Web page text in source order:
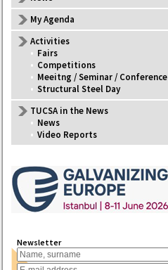
My Agenda
Activities
• Fairs
• Competitions
• Meeitng / Seminar / Conference
• Structural Steel Day
TUCSA in the News
• News
• Video Reports
Newsletter